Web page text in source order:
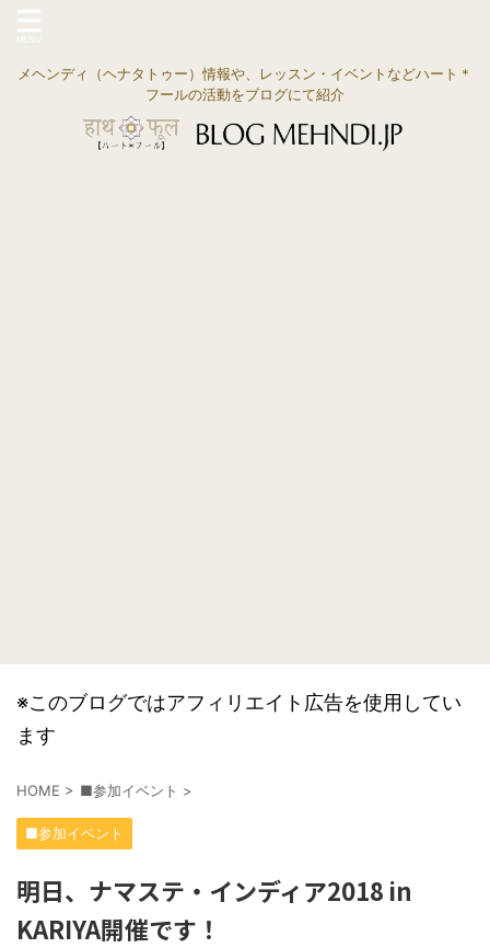
メヘンディ（ヘナタトゥー）情報や、レッスン・イベントなどハート＊
フールの活動をブログにて紹介
※このブログではアフィリエイト広告を使用してい
ます
HOME > ■参加イベント >
■参加イベント
明日、ナマステ・インディア2018 in
KARIYA開催です！